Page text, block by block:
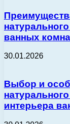
ванных
30.01.2026
Выбор и
интерьера